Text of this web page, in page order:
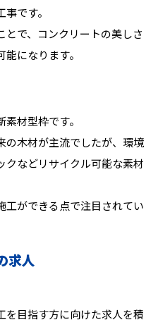
です。
で、コンクリートの美しさ
になります。
材型枠です。
の木材が主流でしたが、環境
クなどリサイクル可能な素材
工ができる点で注目されてい
求人
を目指す方に向けた求人を積